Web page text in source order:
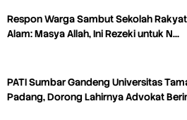
Respon Warga Sambut Sekolah
Alam: Masya Allah, Ini Rezeki untuk N…
PATI Sumbar Gandeng Universitas
Padang, Dorong Lahirnya Advokat